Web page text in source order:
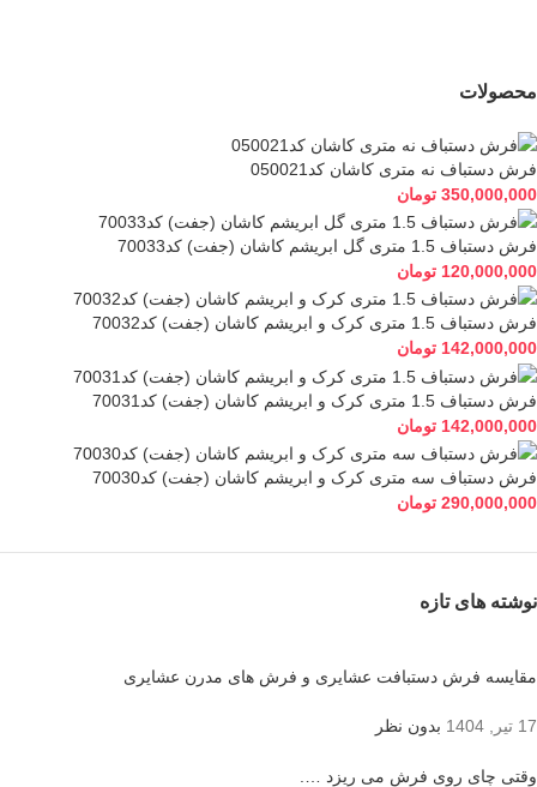
محصولات
فرش دستباف نه متری کاشان کد050021
350,000,000 تومان
فرش دستباف 1.5 متری گل ابریشم کاشان (جفت) کد70033
120,000,000 تومان
فرش دستباف 1.5 متری کرک و ابریشم کاشان (جفت) کد70032
142,000,000 تومان
فرش دستباف 1.5 متری کرک و ابریشم کاشان (جفت) کد70031
142,000,000 تومان
فرش دستباف سه متری کرک و ابریشم کاشان (جفت) کد70030
290,000,000 تومان
نوشته های تازه
مقایسه فرش دستبافت عشایری و فرش های مدرن عشایری
17 تیر, 1404 بدون نظر
وقتی چای روی فرش می ریزد ….